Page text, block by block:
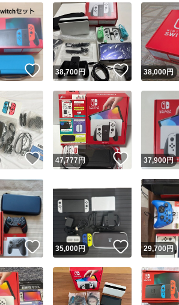
いいね！
38,700円 いいね！
38,000円
いいね！
47,777円 いいね！
37,900円
いいね！
35,000円 いいね！
29,700 円